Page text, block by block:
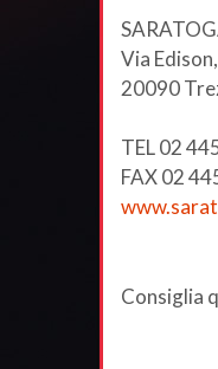
Via
20090
TEL 02
FAX 02
Consiglia